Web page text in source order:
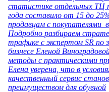
статистике отдельных ТЦ
года составило от 15 до
продавцам с покупателями
Подробно разбираем
трафике с экспертом SR по
бизнесе Еленой
методы с практическими
Елена уверена, что в
качественный сервис
преимуществом для обувной